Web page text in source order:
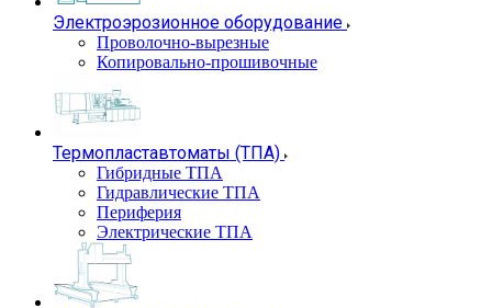
Электроэрозионное оборудование
Проволочно-вырезные
Копировально-прошивочные
Термопластавтоматы (ТПА)
Гибридные ТПА
Гидравлические ТПА
Периферия
Электрические ТПА